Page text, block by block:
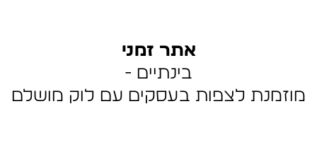
אתר זמני
בינתיים -
מוזמנת לצפות בעסקים עם לוק מושלם